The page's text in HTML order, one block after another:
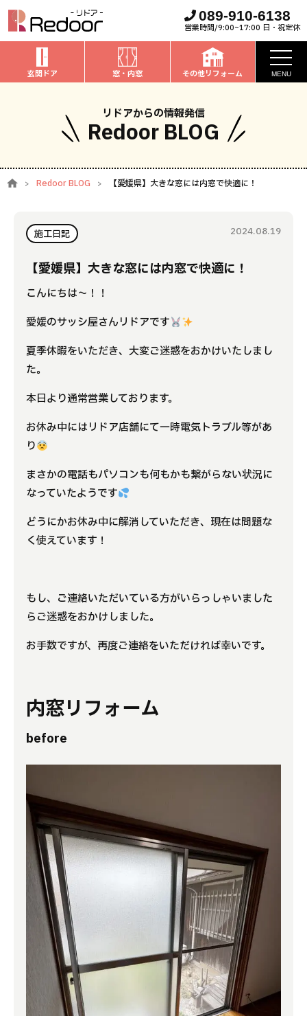
089-910-6138
営業時間/9:00~17:00 日・祝定休
玄関ドア 窓・内窓 その他リフォーム MENU
私たちについて
取扱商品
玄関ドアのリフォーム
お家全般のリフォーム
施工事例
お客様の声
ブログ
補助金事業
アクセス
リドアからの情報発信
Redoor BLOG
Redoor BLOG 【愛媛県】大きな窓には内窓で快適に！
施工日記 2024.08.19
【愛媛県】大きな窓には内窓で快適に！
こんにちは～！！
愛媛のサッシ屋さんリドアです
夏季休暇をいただき、大変ご迷惑をおかけいたしまし
た。
本日より通常営業しております。
お休み中にはリドア店舗にて一時電気トラブル等があ
り
まさかの電話もパソコンも何もかも繋がらない状況に
なっていたようです
どうにかお休み中に解消していただき、現在は問題な
く使えています！
もし、ご連絡いただいている方がいらっしゃいました
らご迷惑をおかけしました。
お手数ですが、再度ご連絡をいただければ幸いです。
内窓リフォーム
before